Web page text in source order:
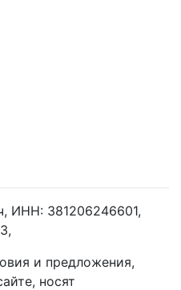
ИНН: 381206246601,
и предложения,
носят